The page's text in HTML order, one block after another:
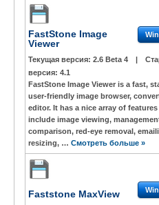
FastStone Image
Viewer
Текущая версия: 2.6 Beta 4 |
версия: 4.1
FastStone Image Viewer is a fast,
user-friendly image browser,
editor. It has a nice array of
include image viewing,
comparison, red-eye removal,
resizing, … Смотреть больше »
Faststone MaxView